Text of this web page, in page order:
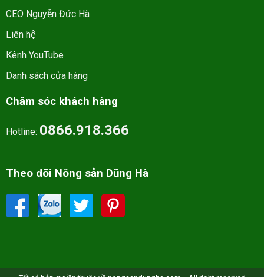
CEO Nguyễn Đức Hà
Liên hệ
Kênh YouTube
Danh sách cửa hàng
Chăm sóc khách hàng
Hotline: 0866.918.366
Theo dõi Nông sản Dũng Hà